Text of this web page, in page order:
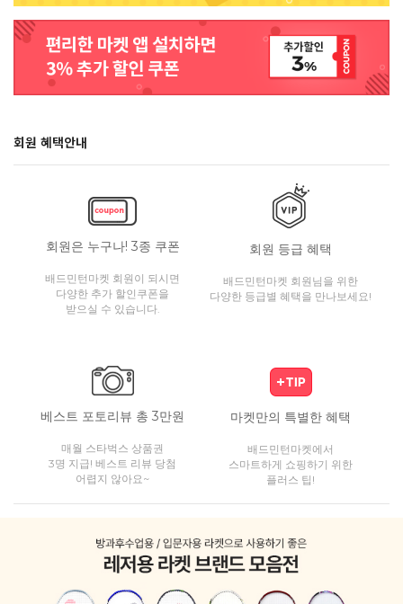
회원 혜택안내
회원은 누구나! 3종 쿠폰
배드민턴마켓 회원이 되시면
다양한 추가 할인쿠폰을
받으실 수 있습니다.
회원 등급 혜택
배드민턴마켓 회원님을 위한
다양한 등급별 혜택을 만나보세요!
베스트 포토리뷰 총 3만원
매월 스타벅스 상품권
3명 지급! 베스트 리뷰 당첨
어렵지 않아요~
마켓만의 특별한 혜택
배드민턴마켓에서
스마트하게 쇼핑하기 위한
플러스 팁!